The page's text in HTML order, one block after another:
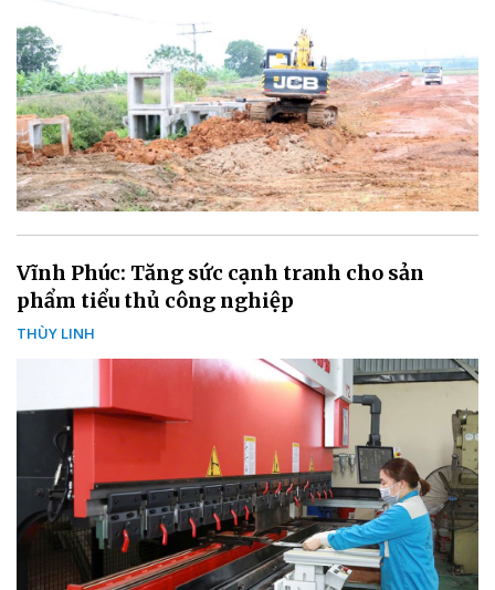
Vĩnh Phúc: Tăng sức cạnh tranh cho sản
phẩm tiểu thủ công nghiệp
THÙY LINH